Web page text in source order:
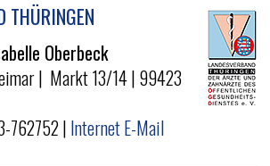
l
e
n
a
v
THÜRINGEN
Oberbeck
| Markt 13/14 | 99423
762752 | InternetE-Mail